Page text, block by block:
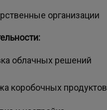
организации
облачных решений
коробочных продуктов